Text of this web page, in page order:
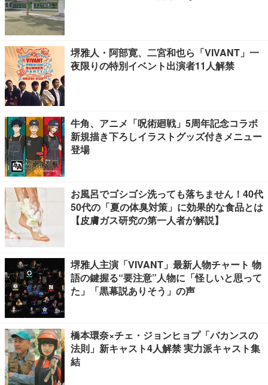
堺雅人・阿部寛、二宮和也ら「VIVANT」一
夜限りの特別イベント出演者11人解禁
牛角、アニメ「呪術廻戦」5周年記念コラボ
新規描き下ろしイラストグッズ付きメニュー
登場
お風呂でゴシゴシ洗っても落ちません！40代
50代の「夏の体臭対策」に効果的な食品とは
【皮膚ガス研究の第一人者が解説】
堺雅人主演「VIVANT」最新人物チャート 物
語の鍵握る“要注意”人物に「怪しいと思って
た」「黒幕説ありそう」の声
橋本環奈×チェ・ジョンヒョプ「バカンスの
法則」新キャスト4人解禁 実力派キャスト集
結